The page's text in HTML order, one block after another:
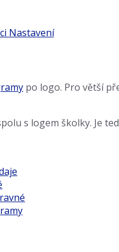
po logo. Pro větší
s logem školky. Je